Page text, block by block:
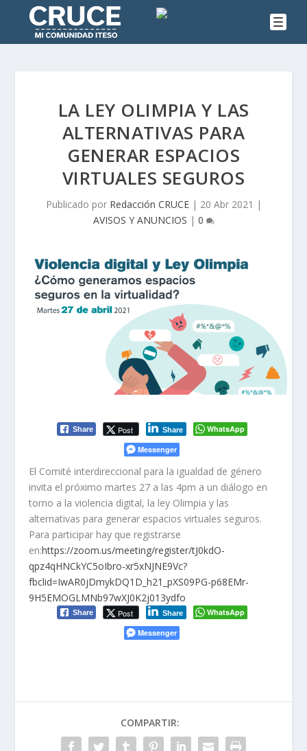
LA LEY OLIMPIA Y LAS
ALTERNATIVAS PARA
GENERAR ESPACIOS
VIRTUALES SEGUROS
Publicado por Redacción CRUCE| 20 Abr 2021 |
AVISOS Y ANUNCIOS | 0
Share Post Share
WhatsApp
Messenger
El Comité interdireccional para la igualdad de género
invita el próximo martes 27 a las 4pm a un diálogo en
torno a la violencia digital, la ley Olimpia y las
alternativas para generar espacios virtuales seguros.
Para participar hay que registrarse
en:https://zoom.us/meeting/register/tJ0kdO-
qpz4qHNCkYC5oIbro-xr5xNJNE9Vc?
fbclid=IwAR0jDmykDQ1D_h21_pXS09PG-p68EMr-
9H5EMOGLMNb97wXJ0K2j013ydfo
Share Post Share
WhatsApp
Messenger
COMPARTIR: